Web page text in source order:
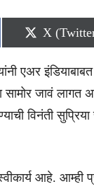
Share
on
X
एअर
सामोर जावं
विनंती
आहे. आम्ही